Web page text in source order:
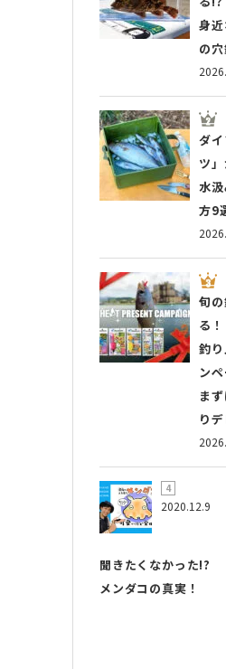
身
の穴
ダ
ツ」
水
方9
旬
る！
釣
ン
ま
り
2020.12.9
聞きたくなかった!?
メンダコの真実！